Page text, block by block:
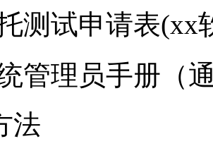
试申请表(xx
理员手册（
法